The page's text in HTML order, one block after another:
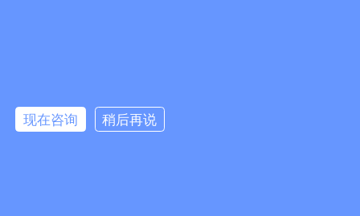
现在咨询 稍后再说